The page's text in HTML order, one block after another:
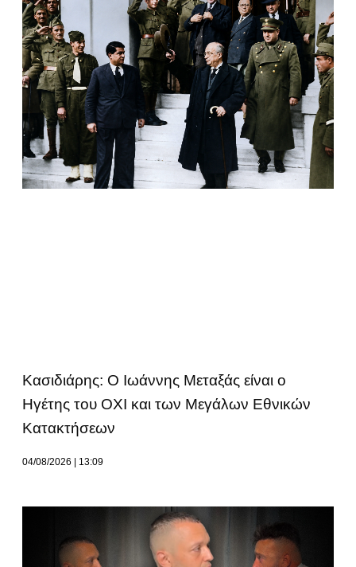
Κασιδιάρης: Ο Ιωάννης Μεταξάς είναι ο
Ηγέτης του ΟΧΙ και των Μεγάλων Εθνικών
Κατακτήσεων
04/08/2026 13:09